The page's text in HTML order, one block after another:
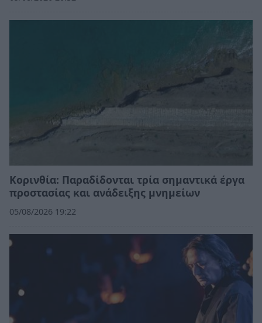
Κορινθία: Παραδίδονται τρία σημαντικά έργα
προστασίας και ανάδειξης μνημείων
05/08/2026 19:22